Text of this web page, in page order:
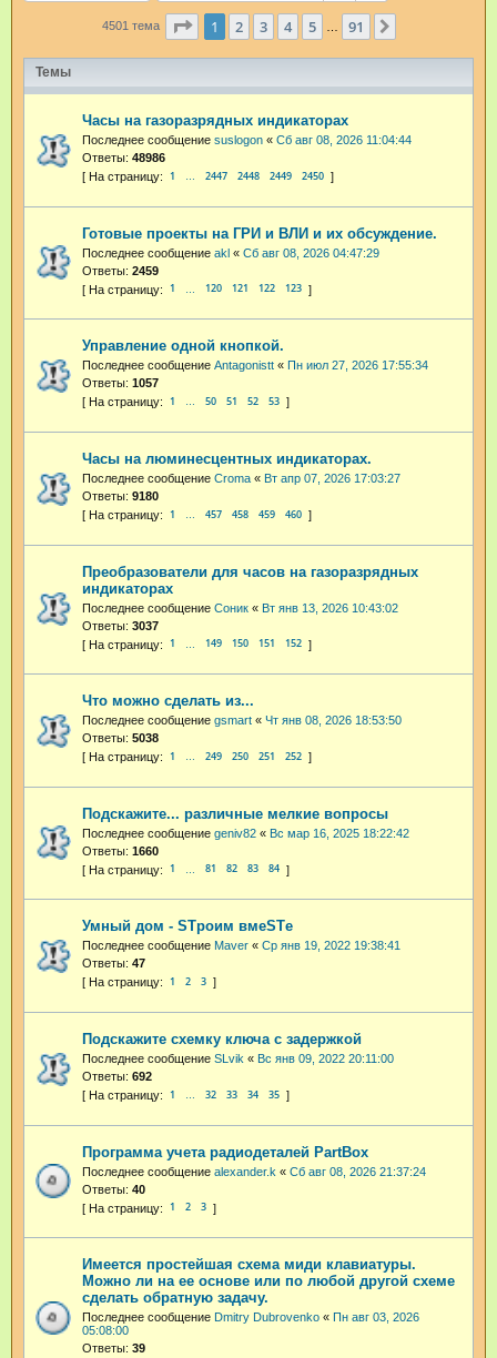
4501 тема Страница из 91
1 2 3 4 5 91
Темы
Часы на газоразрядных индикаторах
Последнее сообщение suslogon « Сб авг 08, 2026 11:04:44
Ответы: 48986
1 … 2447 2448 2449 2450
Готовые проекты на ГРИ и ВЛИ и их обсуждение.
Последнее сообщение akl « Сб авг 08, 2026 04:47:29
Ответы: 2459
1 120 121 122 123
Управление одной кнопкой.
Последнее сообщение Antagonistt « Пн июл 27, 2026 17:55:34
Ответы: 1057
1 … 50 51 52 53
Часы на люминесцентных индикаторах.
Последнее сообщение Croma « Вт апр 07, 2026 17:03:27
Ответы: 9180
1 … 457 458 459 460
Преобразователи для часов на газоразрядных
индикаторах
Последнее сообщение Соник « Вт янв 13, 2026 10:43:02
Ответы: 3037
1 149 150 151 152
Что можно сделать из...
Последнее сообщение gsmart « Чт янв 08, 2026 18:53:50
Ответы: 5038
1 … 249 250 251 252
Подскажите... различные мелкие вопросы
Последнее сообщение geniv82 « Вс мар 16, 2025 18:22:42
Ответы: 1660
1 81 82 83 84
Умный дом - STроим вмеSTе
Последнее сообщение Maver « Ср янв 19, 2022 19:38:41
Ответы: 47
1 2 3
Подскажите схемку ключа с задержкой
Последнее сообщение SLvik « Вс янв 09, 2022 20:11:00
Ответы: 692
1 … 32 33 34 35
Программа учета радиодеталей PartBox
Последнее сообщение alexander.k « Сб авг 08, 2026 21:37:24
Ответы: 40
1 2 3
Имеется простейшая схема миди клавиатуры.
Можно ли на ее основе или по любой другой схеме
сделать обратную задачу.
Последнее сообщение Dmitry Dubrovenko « Пн авг 03, 2026
05:08:00
Ответы: 39